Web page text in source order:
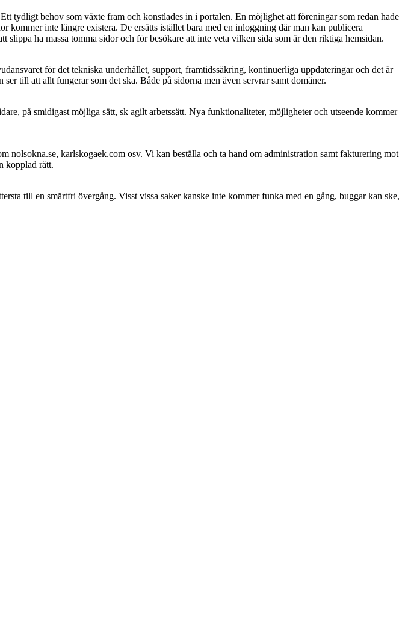
tydligt behov som växte fram och konstlades in i portalen. En möjlighet att föreningar som redan hade
kommer inte längre existera. De ersätts istället bara med en inloggning där man kan publicera
ha massa tomma sidor och för besökare att inte veta vilken sida som är den riktiga hemsidan.
för det tekniska underhållet, support, framtidssäkring, kontinuerliga uppdateringar och det är
till att allt fungerar som det ska. Både på sidorna men även servrar samt domäner.
på smidigast möjliga sätt, sk agilt arbetssätt. Nya funktionaliteter, möjligheter och utseende kommer
karlskogaek.com osv. Vi kan beställa och ta hand om administration samt fakturering mot
kopplad rätt.
till en smärtfri övergång. Visst vissa saker kanske inte kommer funka med en gång, buggar kan ske,